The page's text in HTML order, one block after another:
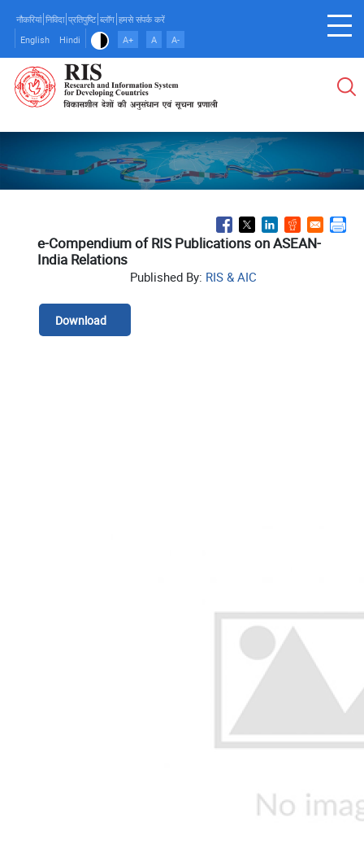
main
content
नौकरियां निविदा प्रतिपुष्टि ब्लॉग हमसे संपर्क करें
English
Hindi A+ A A-
e-Compendium of RIS Publications on ASEAN-
India Relations
Published By: RIS & AIC
Download